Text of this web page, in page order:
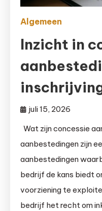
Algemeen
Inzicht in
juli 15, 2026
Wat zijn concessie
aanbestedingen zijn
aanbestedingen
bedrijf de kans biedt
voorziening te
bedrijf het recht om